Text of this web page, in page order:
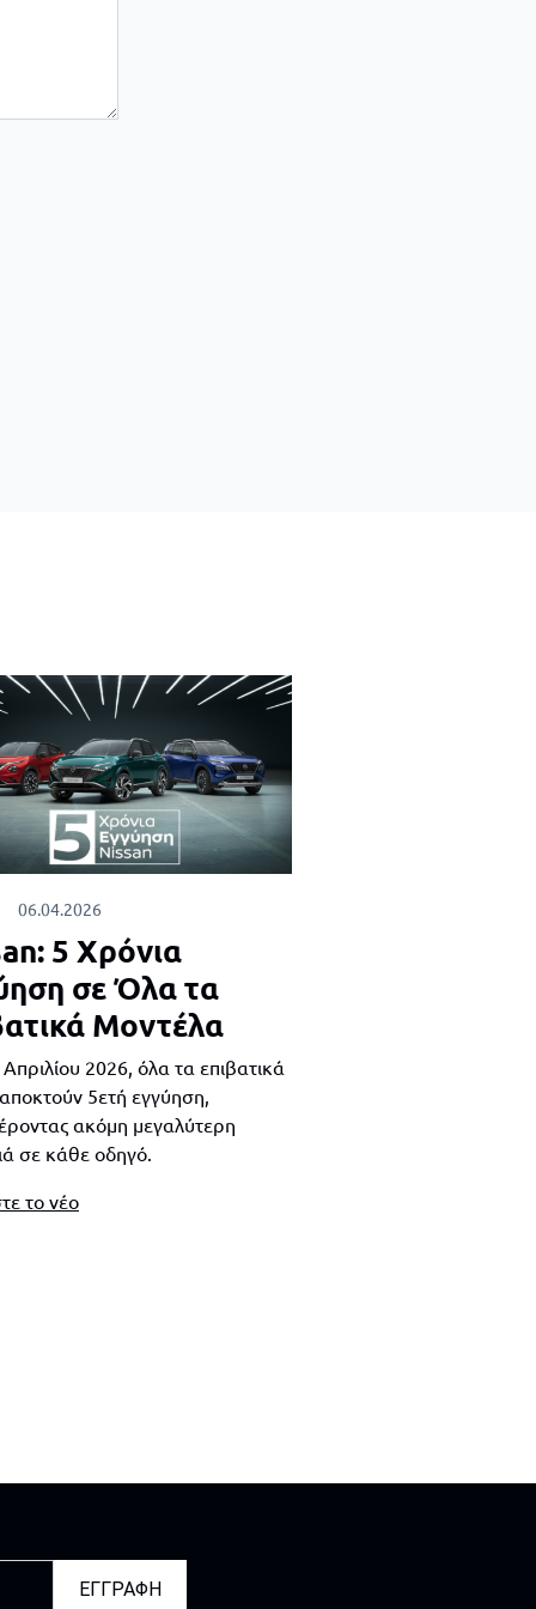
06.04.2026
5 Χρόνια
σε Όλα τα
Μοντέλα
2026, όλα τα επιβατικά
5ετή εγγύηση,
ακόμη μεγαλύτερη
σε κάθε οδηγό.
το νέο
ΕΓΓΡΑΦΗ